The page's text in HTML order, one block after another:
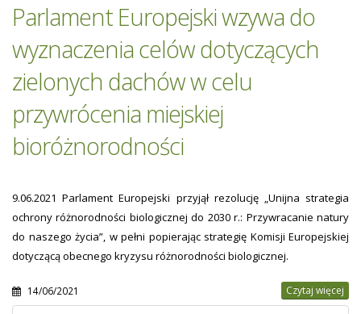
Parlament Europejski wzywa do
wyznaczenia celów dotyczących
zielonych dachów w celu
przywrócenia miejskiej
bioróżnorodności
9.06.2021 Parlament Europejski przyjął rezolucję „Unijna strategia
ochrony różnorodności biologicznej do 2030 r.: Przywracanie natury
do naszego życia”, w pełni popierając strategię Komisji Europejskiej
dotyczącą obecnego kryzysu różnorodności biologicznej.
14/06/2021 Czytaj więcej